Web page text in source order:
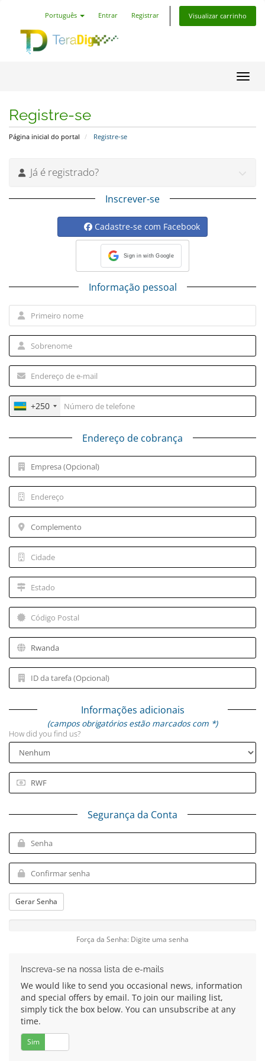
Português Entrar Registrar Visualizar carrinho
Registre-se
Página inicial do portal Registre-se
Já é registrado?
Inscrever-se
Cadastre-se com Facebook
Sign in with Google
Informação pessoal
+250
Endereço de cobrança
Informações adicionais
(campos obrigatórios estão marcados com *)
How did you find us?
Segurança da Conta
Gerar Senha
Força da Senha: Digite uma senha
Inscreva-se na nossa lista de e-mails
We would like to send you occasional news, information
and special offers by email. To join our mailing list,
simply tick the box below. You can unsubscribe at any
time.
Sim